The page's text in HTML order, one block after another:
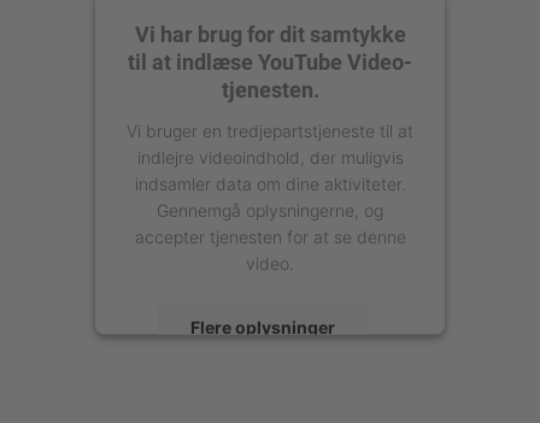
Vi har brug for dit samtykke
til at indlæse YouTube Video-
tjenesten.
Vi bruger en tredjepartstjeneste til at
indlejre videoindhold, der muligvis
indsamler data om dine aktiviteter.
Gennemgå oplysningerne, og
accepter tjenesten for at se denne
video.
Flere oplysninger